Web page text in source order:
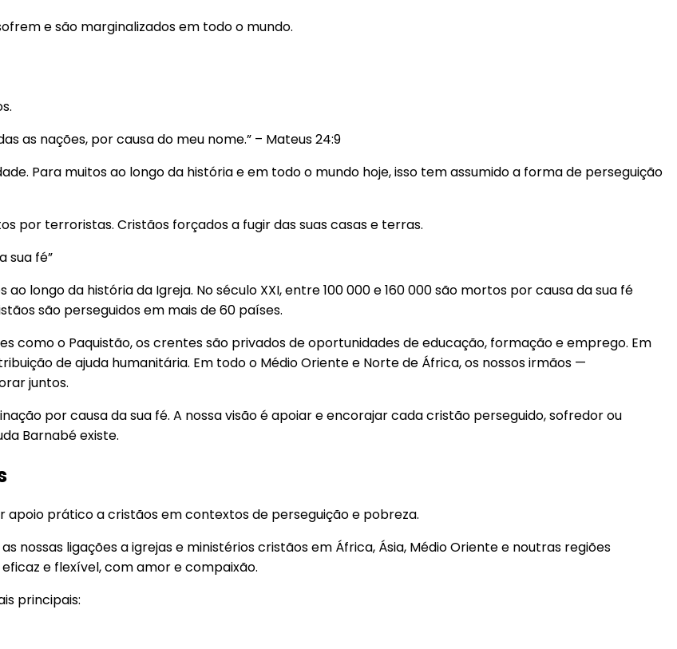
e são marginalizados em todo o mundo.
as nações, por causa do meu nome.” – Mateus 24:9
Para muitos ao longo da história e em todo o mundo hoje, isso tem assumido a forma de perseguição
por terroristas. Cristãos forçados a fugir das suas casas e terras.
sua fé”
longo da história da Igreja. No século XXI, entre 100 000 e 160 000 são mortos por causa da sua fé
são perseguidos em mais de 60 países.
como o Paquistão, os crentes são privados de oportunidades de educação, formação e emprego. Em
de ajuda humanitária. Em todo o Médio Oriente e Norte de África, os nossos irmãos —
juntos.
por causa da sua fé. A nossa visão é apoiar e encorajar cada cristão perseguido, sofredor ou
Barnabé existe.
prático a cristãos em contextos de perseguição e pobreza.
nossas ligações a igrejas e ministérios cristãos em África, Ásia, Médio Oriente e noutras regiões
e flexível, com amor e compaixão.
principais: